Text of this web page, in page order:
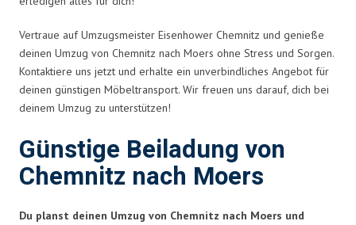
Vertraue auf Umzugsmeister Eisenhower Chemnitz und genieße
deinen Umzug von Chemnitz nach Moers ohne Stress und Sorgen.
Kontaktiere uns jetzt und erhalte ein unverbindliches Angebot für
deinen günstigen Möbeltransport. Wir freuen uns darauf, dich bei
deinem Umzug zu unterstützen!
Günstige Beiladung von
Chemnitz nach Moers
Du planst deinen Umzug von Chemnitz nach Moers und